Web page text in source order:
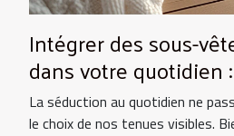
Intégrer des sous-
dans votre quotidien
conseils
La séduction au quotidien ne
le choix de nos tenues visibles.